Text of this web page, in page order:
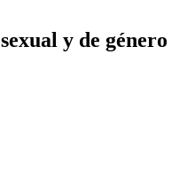
y de género